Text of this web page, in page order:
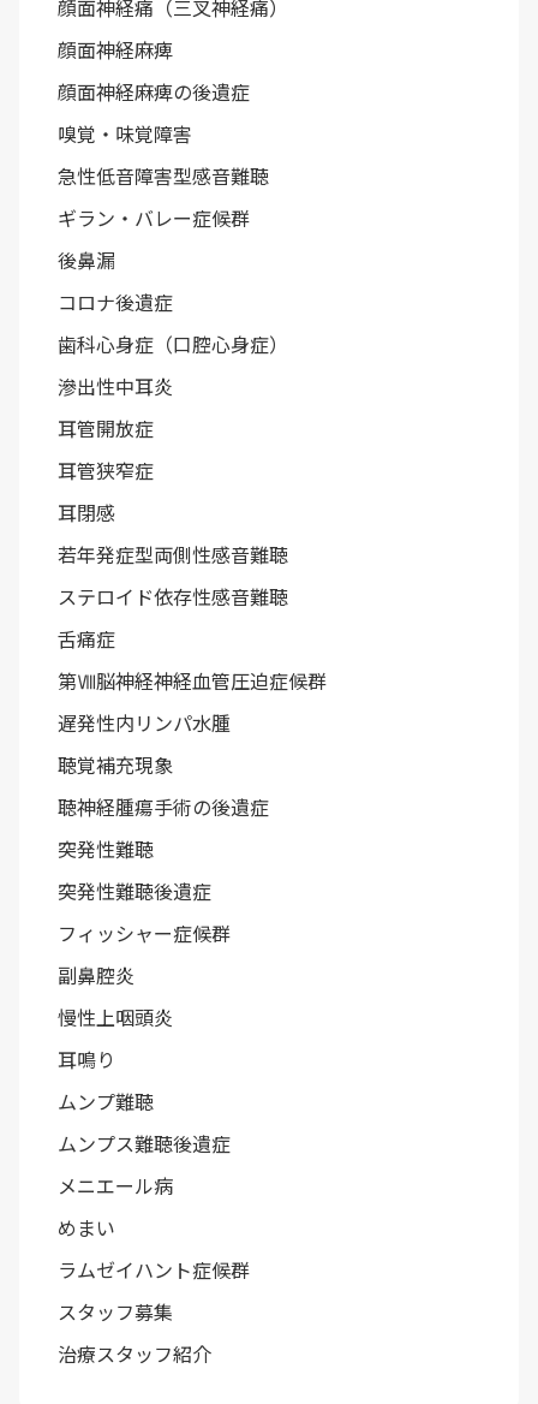
顔面神経痛（三叉神経痛）
顔面神経麻痺
顔面神経麻痺の後遺症
嗅覚・味覚障害
急性低音障害型感音難聴
ギラン・バレー症候群
後鼻漏
コロナ後遺症
歯科心身症（口腔心身症）
滲出性中耳炎
耳管開放症
耳管狭窄症
耳閉感
若年発症型両側性感音難聴
ステロイド依存性感音難聴
舌痛症
第Ⅷ脳神経神経血管圧迫症候群
遅発性内リンパ水腫
聴覚補充現象
聴神経腫瘍手術の後遺症
突発性難聴
突発性難聴後遺症
フィッシャー症候群
副鼻腔炎
慢性上咽頭炎
耳鳴り
ムンプ難聴
ムンプス難聴後遺症
メニエール病
めまい
ラムゼイハント症候群
スタッフ募集
治療スタッフ紹介